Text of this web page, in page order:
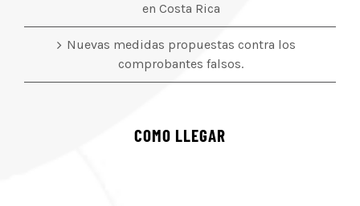
en Costa Rica
Nuevas medidas propuestas contra los
comprobantes falsos.
COMO LLEGAR